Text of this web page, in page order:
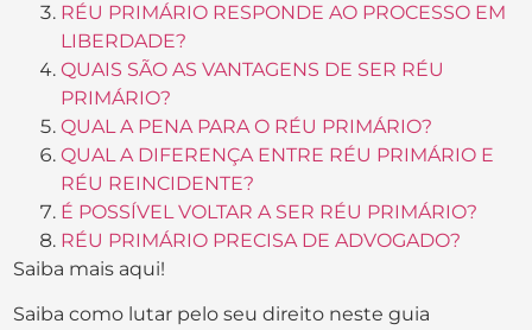
RÉU PRIMÁRIO RESPONDE AO PROCESSO EM
LIBERDADE?
QUAIS SÃO AS VANTAGENS DE SER RÉU
PRIMÁRIO?
QUAL A PENA PARA O RÉU PRIMÁRIO?
QUAL A DIFERENÇA ENTRE RÉU PRIMÁRIO E
RÉU REINCIDENTE?
É POSSÍVEL VOLTAR A SER RÉU PRIMÁRIO?
RÉU PRIMÁRIO PRECISA DE ADVOGADO?
Saiba mais aqui!
Saiba como lutar pelo seu direito neste guia